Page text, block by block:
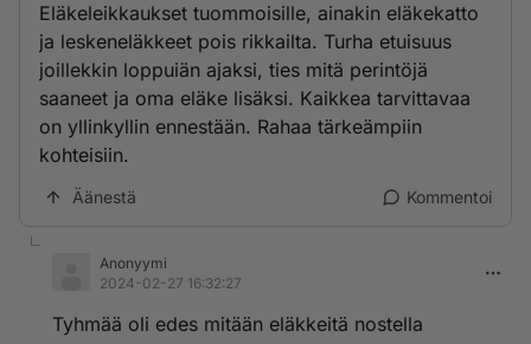
Eläkeleikkaukset tuommoisille, ainakin eläkekatto
ja leskeneläkkeet pois rikkailta. Turha etuisuus
joillekkin loppuiän ajaksi, ties mitä perintöjä
saaneet ja oma eläke lisäksi. Kaikkea tarvittavaa
on yllinkyllin ennestään. Rahaa tärkeämpiin
kohteisiin.
Äänestä Kommentoi
Anonyymi
2024-02-27 16:32:27
Tyhmää oli edes mitään eläkkeitä nostella